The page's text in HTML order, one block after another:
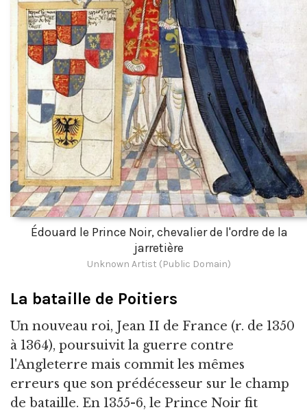
Édouard le Prince Noir, chevalier de l'ordre de la
jarretière
Unknown Artist (Public Domain)
La bataille de Poitiers
Un nouveau roi, Jean II de France (r. de 1350
à 1364), poursuivit la guerre contre
l'Angleterre mais commit les mêmes
erreurs que son prédécesseur sur le champ
de bataille. En 1355-6, le Prince Noir fit